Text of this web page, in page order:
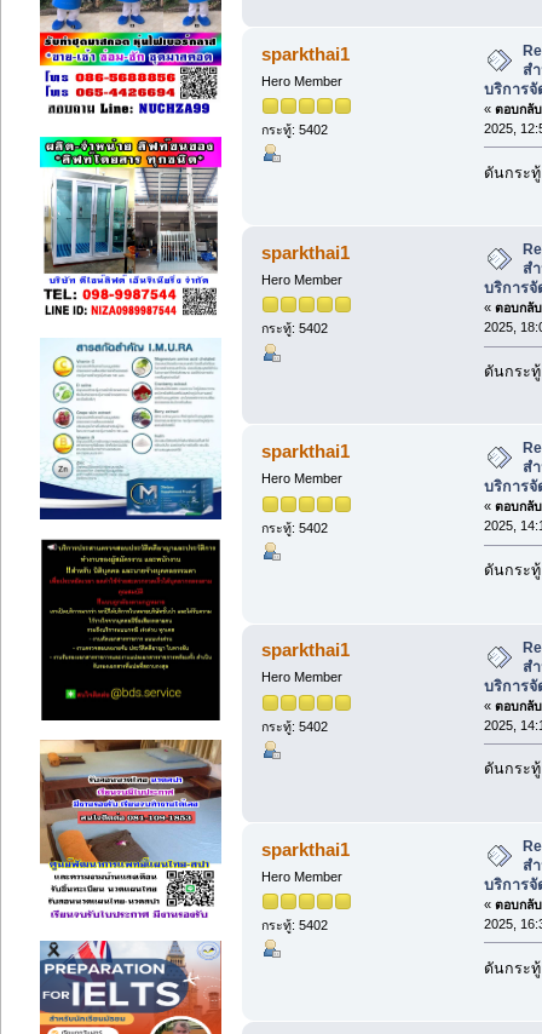
sparkthai1
Hero Member
กระทู้: 5402
ส
บริการจั
« ตอบกลั
2025,
ดันกระทู้
sparkthai1
Hero Member
กระทู้: 5402
ส
บริการจั
« ตอบกลั
2025,
ดันกระทู้
sparkthai1
Hero Member
กระทู้: 5402
ส
บริการจั
« ตอบกลั
2025,
ดันกระทู้
sparkthai1
Hero Member
กระทู้: 5402
ส
บริการจั
« ตอบกลั
2025,
ดันกระทู้
sparkthai1
Hero Member
กระทู้: 5402
ส
บริการจั
« ตอบกลั
2025,
ดันกระทู้